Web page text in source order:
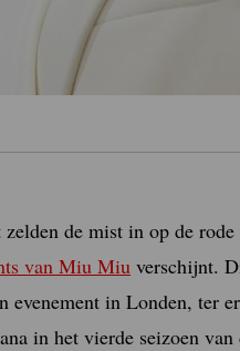
de mist in op de
van Miu Miu verschijnt.
evenement in Londen, ter
in het vierde seizoen